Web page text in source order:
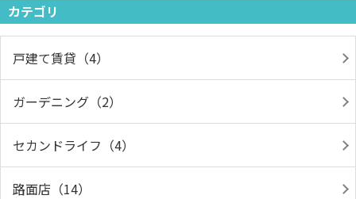
カテゴリ
戸建て賃貸（4）
ガーデニング（2）
セカンドライフ（4）
路面店（14）